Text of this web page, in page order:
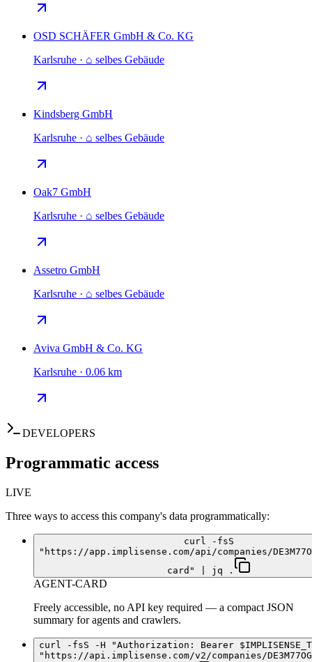
OSD SCHÄFER GmbH & Co. KG
Karlsruhe · ⌂ selbes Gebäude
Kindsberg GmbH
Karlsruhe · ⌂ selbes Gebäude
Oak7 GmbH
Karlsruhe · ⌂ selbes Gebäude
Assetro GmbH
Karlsruhe · ⌂ selbes Gebäude
Aviva GmbH & Co. KG
Karlsruhe · 0.06 km
DEVELOPERS
Programmatic access
LIVE
Three ways to access this company's data programmatically:
curl -fsS
"https://app.implisense.com/api/companies/
card" | jq .
AGENT-CARD
Freely accessible, no API key required — a compact JSON
summary for agents and crawlers.
curl -fsS -H "Authorization: Bearer
"https://api.implisense.com/v2/companies/